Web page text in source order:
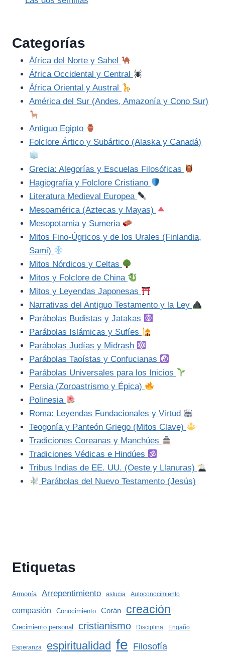
Categorías
África del Norte y Sahel
África Occidental y Central
África Oriental y Austral
América del Sur (Andes, Amazonía y Cono Sur)
Antiguo Egipto
Folclore Ártico y Subártico (Alaska y Canadá)
Grecia: Alegorías y Escuelas Filosóficas
Hagiografía y Folclore Cristiano
Literatura Medieval Europea
Mesoamérica (Aztecas y Mayas)
Mesopotamia y Sumeria
Mitos Fino-Úgricos y de los Urales (Finlandia,
Sami)
Mitos Nórdicos y Celtas
Mitos y Folclore de China
Mitos y Leyendas Japonesas
Narrativas del Antiguo Testamento y la Ley
Parábolas Budistas y Jatakas
Parábolas Islámicas y Sufíes
Parábolas Judías y Midrash
Parábolas Taoístas y Confucianas
Parábolas Universales para los Inicios
Persia (Zoroastrismo y Épica)
Polinesia
Roma: Leyendas Fundacionales y Virtud
Teogonía y Panteón Griego (Mitos Clave)
Tradiciones Coreanas y Manchúes
Tradiciones Védicas e Hindúes
Tribus Indias de EE. UU. (Oeste y Llanuras)
Parábolas del Nuevo Testamento (Jesús)
Etiquetas
Armonía Arrepentimiento astucia Autoconocimiento
compasión Conocimiento Corán creación
Crecimiento personal cristianismo Disciplina Engaño
Esperanza espiritualidad fe Filosofía